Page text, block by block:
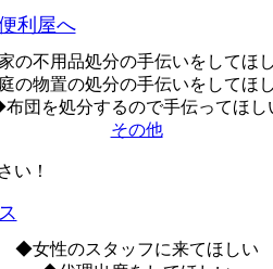
利屋へ
の不用品処分の手伝いをしてほ
の物置の処分の手伝いをしてほ
団を処分するので手伝ってほし
その他
い！
◆女性のスタッフに来てほしい